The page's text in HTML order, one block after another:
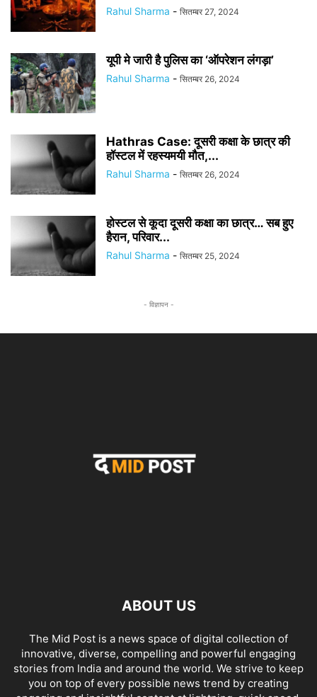
Rahul Sharma - सितम्बर 27, 2024
यूपी मे जारी है पुलिस का ‘ऑपरेशन लंगड़ा’
Rahul Sharma - सितम्बर 26, 2024
Hathras Case: दूसरी कक्षा के छात्र की
हॉस्टल में रहस्यमयी मौत,...
Rahul Sharma - सितम्बर 26, 2024
होस्टल से कूदा दूसरी कक्षा का छात्र… सब हुए
हैरान, परिवार...
Rahul Sharma - सितम्बर 25, 2024
- विज्ञापन -
ABOUT US
The Mid Post is a news space of digital collection of
innovative, diverse, compelling and powerful engaging
stories from India and around the world. We strive to keep
you on top of every possible news trend by creating